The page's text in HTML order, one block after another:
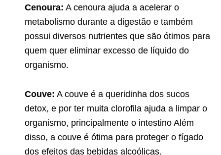
Cenoura: A cenoura ajuda a acelerar o
metabolismo durante a digestão e também
possui diversos nutrientes que são ótimos para
quem quer eliminar excesso de líquido do
organismo.
Couve: A couve é a queridinha dos sucos
detox, e por ter muita clorofila ajuda a limpar o
organismo, principalmente o intestino Além
disso, a couve é ótima para proteger o fígado
dos efeitos das bebidas alcoólicas.